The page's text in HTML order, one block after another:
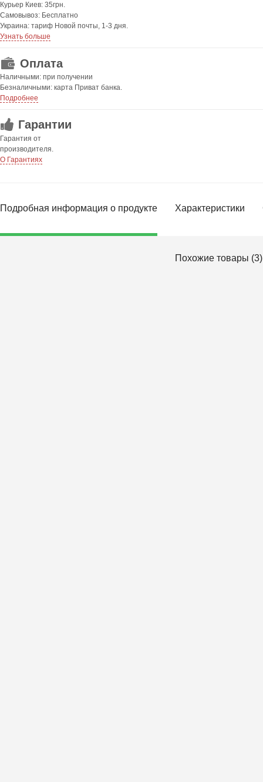
Курьер Киев: 35грн.
Самовывоз: Бесплатно
Украина: тариф Новой почты, 1-3 дня.
Узнать больше
Оплата
Наличными: при получении
Безналичными: карта Приват банка.
Подробнее
Гарантии
Гарантия от
производителя.
О Гарантиях
Подробная информация о продукте Характеристики
Похожие товары (3)